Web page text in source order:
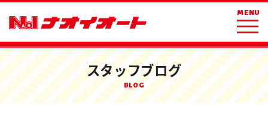
MENU
【要注意】中古車購入で失敗する人の共通点5選 ┃ 後悔しないための対策も
スタッフブログ
BLOG